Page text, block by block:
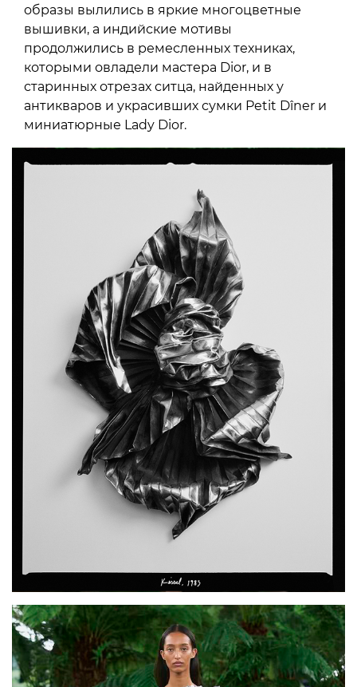
образы вылились в яркие многоцветные
вышивки, а индийские мотивы
продолжились в ремесленных техниках,
которыми овладели мастера Dior, и в
старинных отрезах ситца, найденных у
антикваров и украсивших сумки Petit Dîner и
миниатюрные Lady Dior.